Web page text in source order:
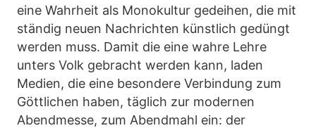
eine Wahrheit als Monokultur gedeihen, die mit
ständig neuen Nachrichten künstlich gedüngt
werden muss. Damit die eine wahre Lehre
unters Volk gebracht werden kann, laden
Medien, die eine besondere Verbindung zum
Göttlichen haben, täglich zur modernen
Abendmesse, zum Abendmahl ein: der